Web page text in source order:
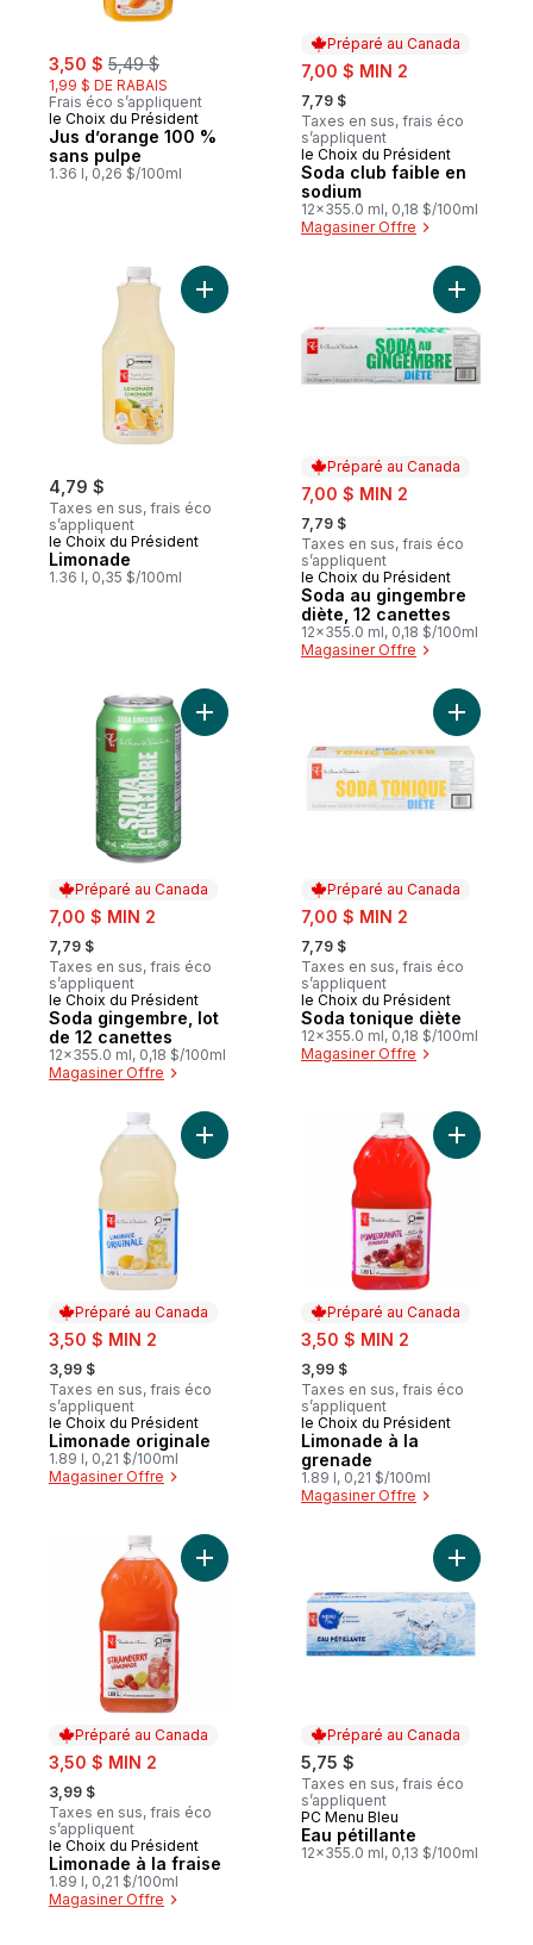
sale:
3,50 $ , formerly:
5,49 $
1,99 $ DE RABAIS
Frais éco s’appliquent
le Choix du Président
Jus d’orange 100 %
sans pulpe
1.36 l, 0,26 $/100ml
Préparé au Canada
sale:
7,00 $ MIN 2
, formerly:
7,79 $
Taxes en sus, frais éco
s’appliquent
Préparé au Canada
le Choix du Président
Soda club faible en
sodium
12x355.0 ml, 0,18 $/100ml
Magasiner Offre
4,79 $
Taxes en sus, frais éco
s’appliquent
le Choix du Président
Limonade
1.36 l, 0,35 $/100ml
Ajouter Limonade au panier
Préparé au Canada
sale:
7,00 $ MIN 2
, formerly:
7,79 $
Taxes en sus, frais éco
s’appliquent
Préparé au Canada
le Choix du Président
Soda au gingembre
diète, 12 canettes
12x355.0 ml, 0,18 $/100ml
Magasiner Offre
Ajouter
Préparé au Canada
sale:
7,00 $ MIN 2
, formerly:
7,79 $
Taxes en sus, frais éco
s’appliquent
Préparé au Canada
le Choix du Président
Soda gingembre, lot
de 12 canettes
12x355.0 ml, 0,18 $/100ml
Magasiner Offre
Ajouter Soda gingembre, lot de 12
Préparé au Canada
sale:
7,00 $ MIN 2
, formerly:
7,79 $
Taxes en sus, frais éco
s’appliquent
Préparé au Canada
le Choix du Président
Soda tonique diète
12x355.0 ml, 0,18 $/100ml
Magasiner Offre
Ajouter
Préparé au Canada
sale:
3,50 $ MIN 2
, formerly:
3,99 $
Taxes en sus, frais éco
s’appliquent
Préparé au Canada
le Choix du Président
Limonade originale
1.89 l, 0,21 $/100ml
Magasiner Offre
Ajouter Limonade originale au panier
Préparé au Canada
sale:
3,50 $ MIN 2
, formerly:
3,99 $
Taxes en sus, frais éco
s’appliquent
Préparé au Canada
le Choix du Président
Limonade à la
grenade
1.89 l, 0,21 $/100ml
Magasiner Offre
Ajouter
Préparé au Canada
sale:
3,50 $ MIN 2
, formerly:
3,99 $
Taxes en sus, frais éco
s’appliquent
Préparé au Canada
le Choix du Président
Limonade à la fraise
1.89 l, 0,21 $/100ml
Magasiner Offre
Ajouter Limonade à la fraise au panier
Préparé au Canada
5,75 $
Taxes en sus, frais éco
s’appliquent
Préparé au Canada
PC Menu Bleu
Eau pétillante
12x355.0 ml, 0,13 $/100ml
Ajouter